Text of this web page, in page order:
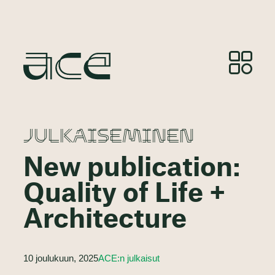
JULKAISEMINEN
New publication:
Quality of Life +
Architecture
10 joulukuun, 2025ACE:n julkaisut